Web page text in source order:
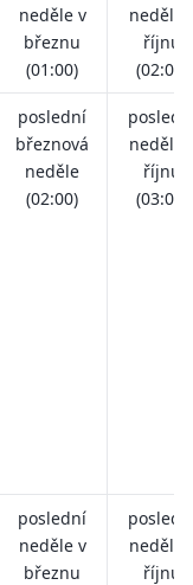
neděle v
březnu
(01:00)
neděle
říjnu
(02:00)
poslední
březnová
neděle
(02:00)
neděle
říjnu
(03:00)
poslední
neděle v
březnu
neděle
říjnu